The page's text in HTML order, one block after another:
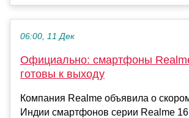
06:00, 11 Дек
Официально: смартфоны
готовы к выходу
Компания Realme объявила о
Индии смартфонов серии Realme